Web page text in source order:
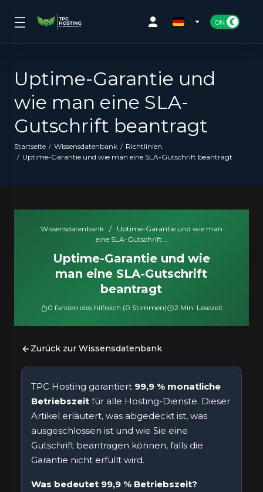
Uptime-Garantie und
wie man eine SLA-
Gutschrift beantragt
Startseite Wissensdatenbank
Richtlinien
Uptime-Garantie und wie man eine SLA-Gutschrift beantragt
Wissensdatenbank /
Uptime-Garantie und wie man
eine SLA-Gutschrift...
Uptime-Garantie und wie
man eine SLA-Gutschrift
beantragt
0 fanden dies hilfreich (0 Stimmen) 2 Min. Lesezeit
Zurück zur Wissensdatenbank
TPC Hosting garantiert 99,9 % monatliche
Betriebszeit für alle Hosting-Dienste. Dieser
Artikel erläutert, was abgedeckt ist, was
ausgeschlossen ist und wie Sie eine
Gutschrift beantragen können, falls die
Garantie nicht erfüllt wird.
Was bedeutet 99,9 % Betriebszeit?